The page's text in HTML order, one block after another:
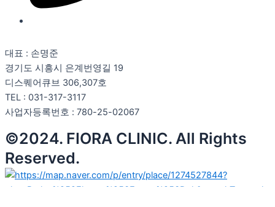
대표 : 손명준
경기도 시흥시 은계번영길 19
디스퀘어큐브 306,307호
TEL : 031-317-3117
사업자등록번호 : 780-25-02067
©2024. FIORA CLINIC. All Rights
Reserved.